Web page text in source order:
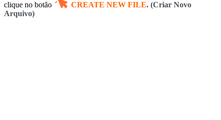
clique no botão
CREATE NEW FILE. (Criar Novo
Arquivo)